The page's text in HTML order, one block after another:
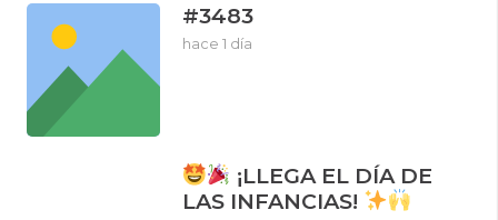
#3483
hace 1 día
¡LLEGA EL DÍA DE
LAS INFANCIAS!